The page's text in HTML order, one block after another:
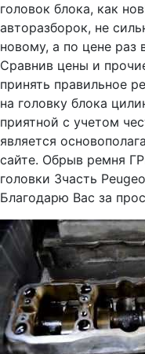
головок блока, как
авторазборок, не
новому, а по цене раз
Сравнив цены и
принять правильное
на головку блока
приятной с учетом
является
сайте. Обрыв ремня
головки 3часть
Благодарю Вас за